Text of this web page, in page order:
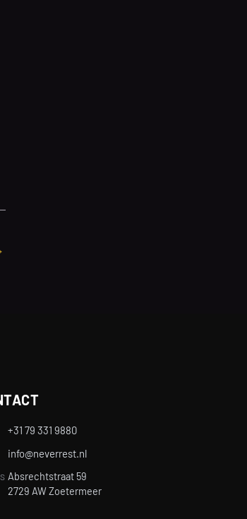
+31 79 331 9880
info@neverrest.nl
Absrechtstraat 59
2729 AW Zoetermeer